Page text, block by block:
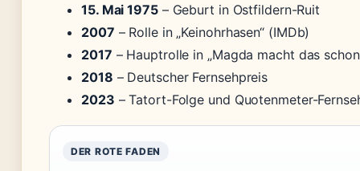
15. Mai 1975– Geburt in Ostfildern-Ruit
2007 – Rolle in „Keinohrhasen“ (IMDb)
2017 – Hauptrolle in „Magda macht das
2018 – Deutscher Fernsehpreis
2023 – Tatort-Folge und Quotenmeter-
DER ROTE FADEN